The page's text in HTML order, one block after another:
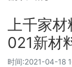
上千家
021新材
时间:2021-04-18